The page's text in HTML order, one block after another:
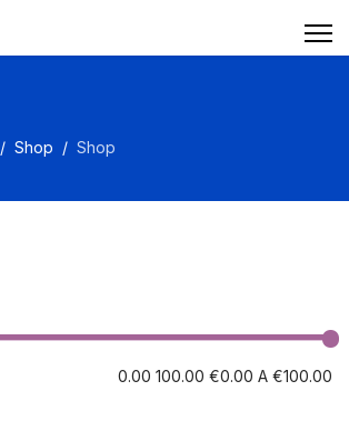
Shop Shop
0.00 100.00 €0.00 A €100.00